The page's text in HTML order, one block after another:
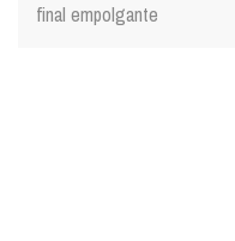
final empolgante